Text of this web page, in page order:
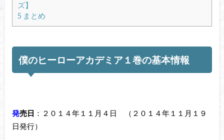
ズ】
5 まとめ
僕のヒーローアカデミア１巻の基本情報
発売日 ：２０１４年１１月４日 （２０１４年１１月１９
日発行）